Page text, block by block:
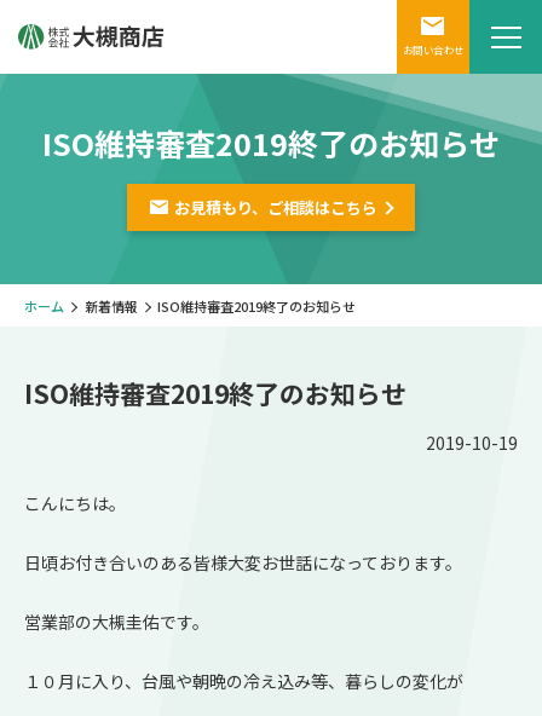
お問い合わせ
ISO維持審査2019終了のお知らせ
お見積もり、ご相談はこちら
ホーム 新着情報 ISO維持審査2019終了のお知らせ
ISO維持審査2019終了のお知らせ
2019-10-19
こんにちは。
日頃お付き合いのある皆様大変お世話になっております。
営業部の大槻圭佑です。
１０月に入り、台風や朝晩の冷え込み等、暮らしの変化が